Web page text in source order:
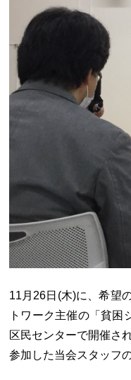
11月26日(木)に、希望
トワーク主催の「貧
区民センターで開催さ
参加した当会スタッフ